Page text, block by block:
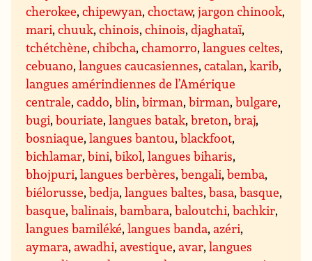
cherokee,chipewyan,choctaw,jargon chinook,
mari,chuuk,chinois,chinois,djaghataï,
tchétchène,chibcha,chamorro,langues celtes,
cebuano,langues caucasiennes,catalan,karib,
langues amérindiennes de l’Amérique
centrale,caddo,blin,birman,birman,bulgare,
bugi,bouriate,langues batak,breton,braj,
bosniaque,langues bantou,blackfoot,
bichlamar,bini,bikol,langues biharis,
bhojpuri,langues berbères,bengali,bemba,
biélorusse,bedja,langues baltes,basa,basque,
basque,balinais,bambara,baloutchi,bachkir,
langues bamiléké,langues banda,azéri,
aymara,awadhi,avestique,avar,langues